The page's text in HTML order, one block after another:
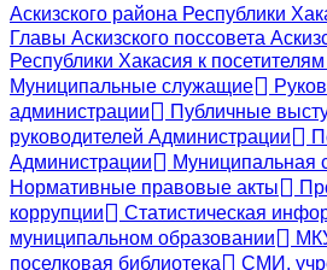
Аскизского района Республики
Главы Аскизского поссовета
Республики Хакасия к
Муниципальные служащие
администрации
Публичные
руководителей Администрации
Администрации
Муниципальная
Нормативные правовые акты
коррупции
Статистическая
муниципальном образовании
поселковая библиотека
СМИ,